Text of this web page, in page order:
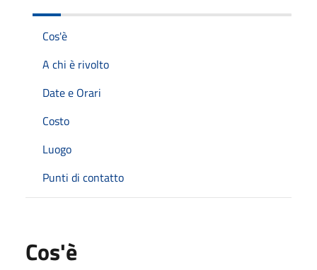
Cos'è
A chi è rivolto
Date e Orari
Costo
Luogo
Punti di contatto
Cos'è